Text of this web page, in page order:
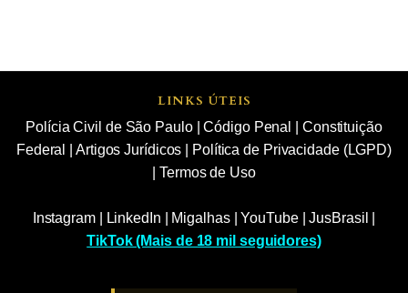
LINKS ÚTEIS
Polícia Civil de São Paulo|Código Penal
Constituição
Federal
Artigos Jurídicos
Política de Privacidade (LGPD)
|Termos de Uso
Instagram| LinkedIn Migalhas|YouTube|JusBrasil
TikTok (Mais de 18 mil seguidores)